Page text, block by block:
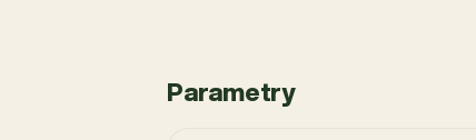
Parametry